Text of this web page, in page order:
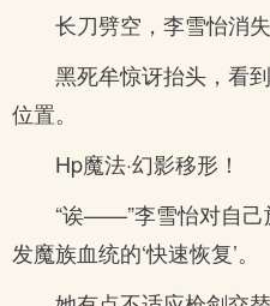
长刀劈空，李雪怡消失
黑死牟惊讶抬头，看
位置。
Hp魔法·幻影移形！
“诶——”李雪怡对自己
发魔族血统的‘快速恢复’。